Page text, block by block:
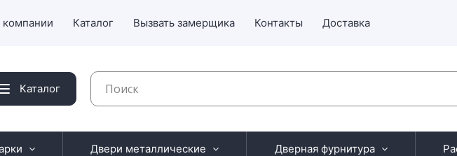
компании Каталог Вызвать замерщика Контакты Доставка
Каталог
Двери металлические Дверная фурнитура